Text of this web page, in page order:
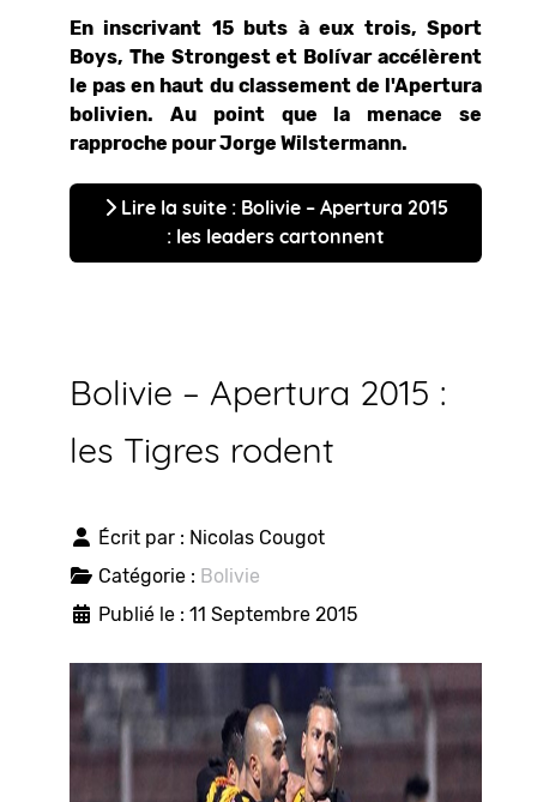
En inscrivant 15 buts à eux trois, Sport
Boys, The Strongest et Bolívar accélèrent
le pas en haut du classement de l'Apertura
bolivien. Au point que la menace se
rapproche pour Jorge Wilstermann.
Lire la suite : Bolivie – Apertura 2015
: les leaders cartonnent
Bolivie – Apertura 2015 :
les Tigres rodent
Écrit par : Nicolas Cougot
Catégorie : Bolivie
Publié le : 11 Septembre 2015